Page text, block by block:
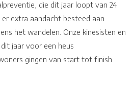
die dit jaar loopt van 24
extra aandacht besteed aan
het wandelen. Onze kinesisten en
jaar voor een heus
gingen van start tot finish